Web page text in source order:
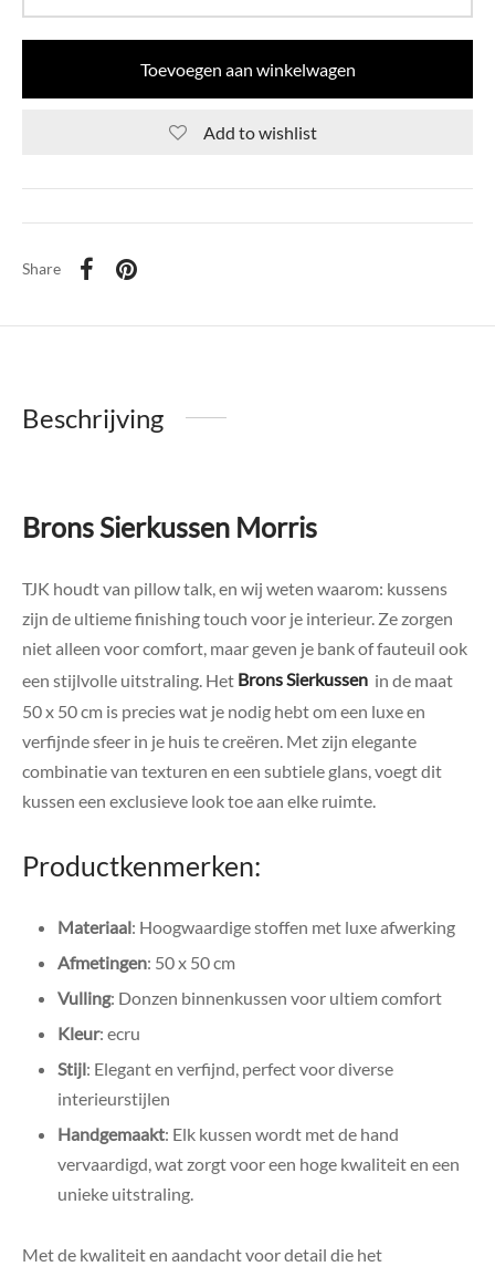
Toevoegen aan winkelwagen
Add to wishlist
Share
Beschrijving
Brons Sierkussen Morris
TJK houdt van pillow talk, en wij weten waarom: kussens
zijn de ultieme finishing touch voor je interieur. Ze zorgen
niet alleen voor comfort, maar geven je bank of fauteuil ook
een stijlvolle uitstraling. Het Brons Sierkussen in de maat
50 x 50 cm is precies wat je nodig hebt om een luxe en
verfijnde sfeer in je huis te creëren. Met zijn elegante
combinatie van texturen en een subtiele glans, voegt dit
kussen een exclusieve look toe aan elke ruimte.
Productkenmerken:
Materiaal: Hoogwaardige stoffen met luxe afwerking
Afmetingen: 50 x 50 cm
Vulling: Donzen binnenkussen voor ultiem comfort
Kleur: ecru
Stijl: Elegant en verfijnd, perfect voor diverse
interieurstijlen
Handgemaakt: Elk kussen wordt met de hand
vervaardigd, wat zorgt voor een hoge kwaliteit en een
unieke uitstraling.
Met de kwaliteit en aandacht voor detail die het